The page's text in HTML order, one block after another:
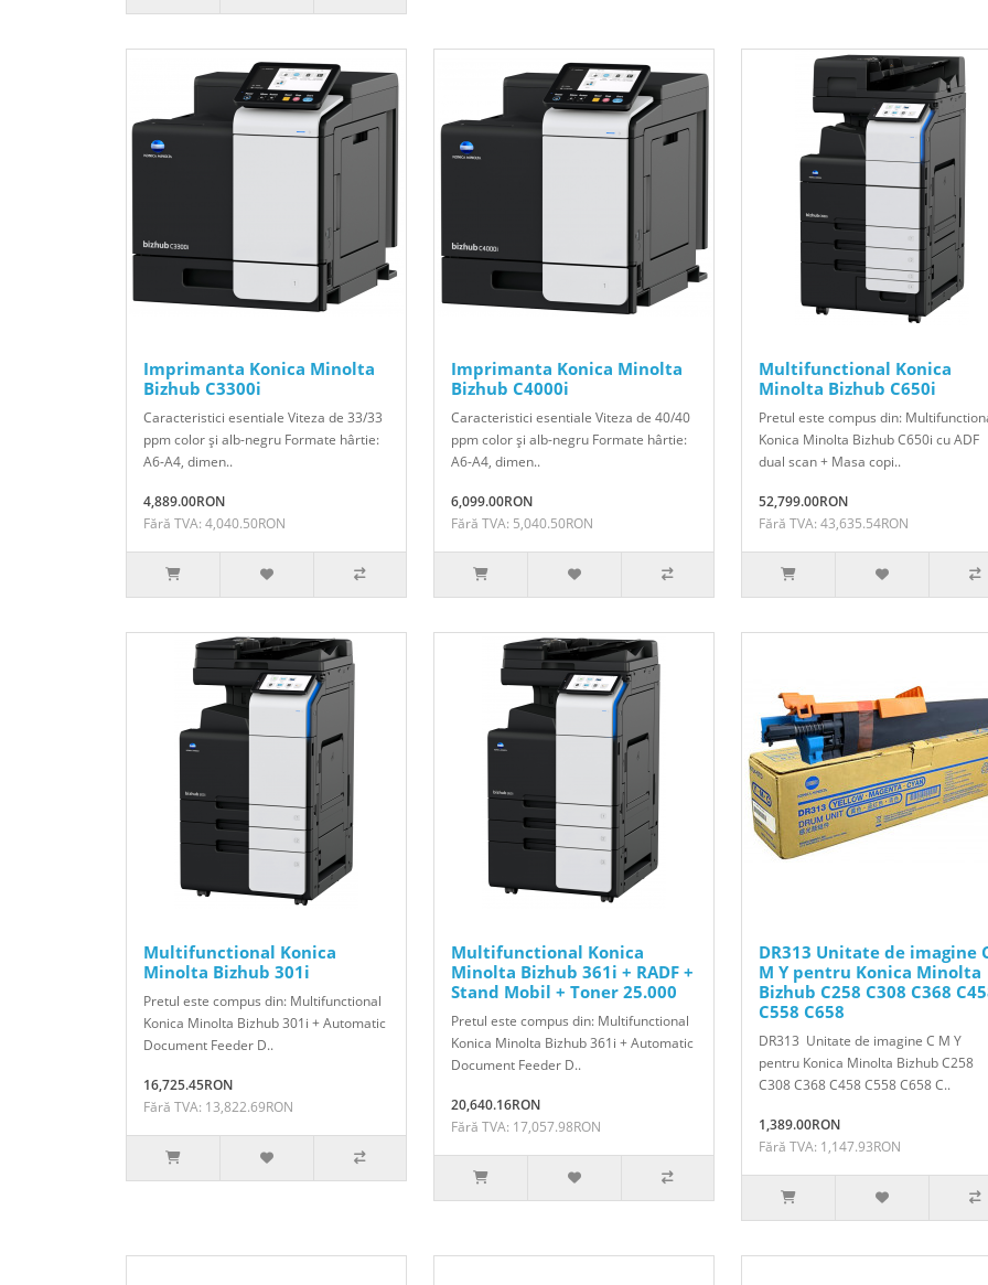
Imprimanta Konica Minolta
Bizhub C3300i
Caracteristici esentiale Viteza de 33/33
ppm color şi alb-negru Formate hârtie:
A6-A4, dimen..
4,889.00RON
Fără TVA: 4,040.50RON
Imprimanta Konica Minolta
Bizhub C4000i
Caracteristici esentiale Viteza de 40/40
ppm color şi alb-negru Formate hârtie:
A6-A4, dimen..
6,099.00RON
Fără TVA: 5,040.50RON
Multifunctional Konica
Minolta Bizhub C650i
Pretul este compus din:
Konica Minolta Bizhub C650i cu ADF
dual scan + Masa copi..
52,799.00RON
Fără TVA: 43,635.54RON
Multifunctional Konica
Minolta Bizhub 301i
Pretul este compus din: Multifunctional
Konica Minolta Bizhub 301i + Automatic
Document Feeder D..
16,725.45RON
Fără TVA: 13,822.69RON
Multifunctional Konica
Minolta Bizhub 361i + RADF +
Stand Mobil + Toner 25.000
Pretul este compus din: Multifunctional
Konica Minolta Bizhub 361i + Automatic
Document Feeder D..
20,640.16RON
Fără TVA: 17,057.98RON
DR313 Unitate de imagine
M Y pentru Konica Minolta
Bizhub C258 C308 C368
C558 C658
DR313 Unitate de imagine C M Y
pentru Konica Minolta Bizhub C258
C308 C368 C458 C558 C658 C..
1,389.00RON
Fără TVA: 1,147.93RON